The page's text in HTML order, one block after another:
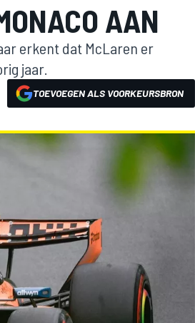
AAN
erkent dat McLaren er
jaar.
TOEVOEGEN ALS VOORKEURSBRON